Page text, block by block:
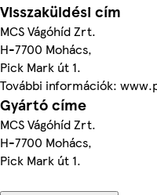
Visszaküldési cím
MCS Vágóhíd Zrt.
H-7700 Mohács,
Pick Mark út 1.
További információk:
Gyártó címe
MCS Vágóhíd Zrt.
H-7700 Mohács,
Pick Mark út 1.